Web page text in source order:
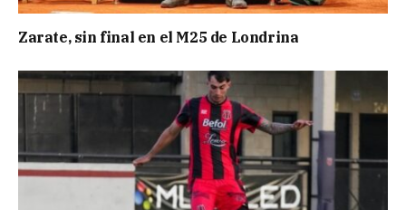
Zarate, sin final en el M25 de Londrina